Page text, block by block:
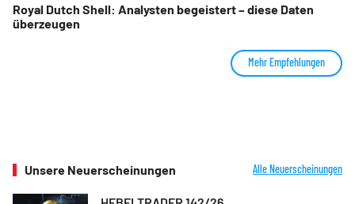
Royal Dutch Shell: Analysten begeistert – diese Daten
überzeugen
Mehr Empfehlungen
Unsere Neuerscheinungen Alle Neuerscheinungen